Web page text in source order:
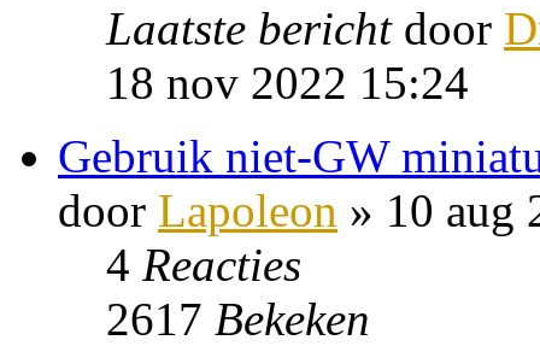
Laatste bericht door
18 nov 2022 15:24
Gebruik niet-GW
door Lapoleon » 10 aug
4 Reacties
2617 Bekeken